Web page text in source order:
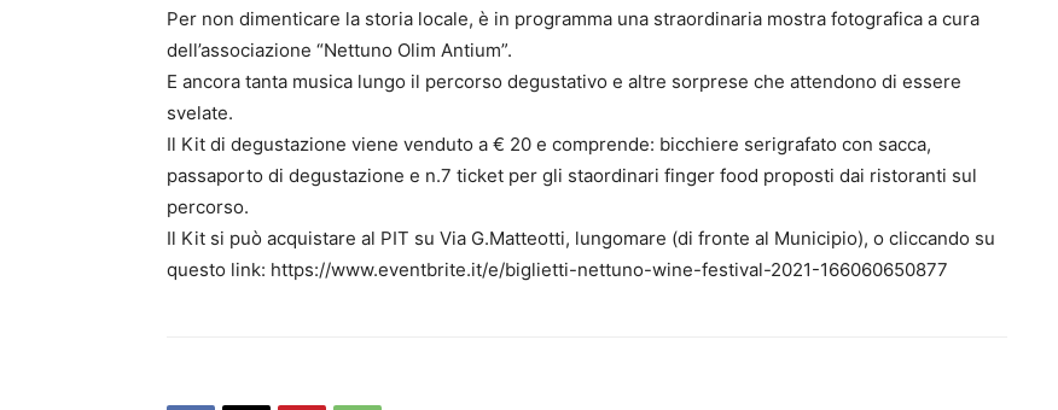
Per non dimenticare la storia locale, è in programma una straordinaria mostra fotografica a cura
dell’associazione “Nettuno Olim Antium”.
E ancora tanta musica lungo il percorso degustativo e altre sorprese che attendono di essere
svelate.
Il Kit di degustazione viene venduto a € 20 e comprende: bicchiere serigrafato con sacca,
passaporto di degustazione e n.7 ticket per gli staordinari finger food proposti dai ristoranti sul
percorso.
Il Kit si può acquistare al PIT su Via G.Matteotti, lungomare (di fronte al Municipio), o cliccando su
questo link: https://www.eventbrite.it/e/biglietti-nettuno-wine-festival-2021-166060650877